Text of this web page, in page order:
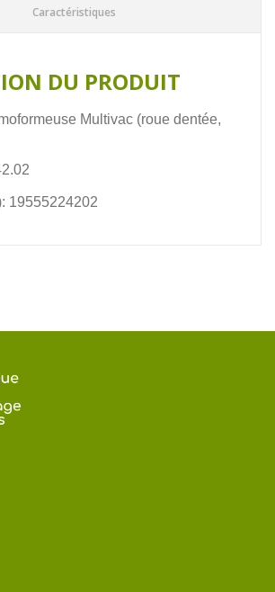
Caractéristiques
DU PRODUIT
Multivac (roue dentée,
19555224202